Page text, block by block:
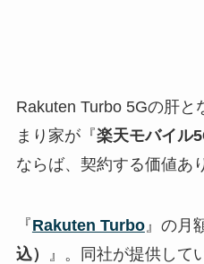
Rakuten Turbo 5Gの肝と
まり家が『楽天モバイル
ならば、契約する価値あ
『Rakuten Turbo』の月
込）
』。同社が提供して